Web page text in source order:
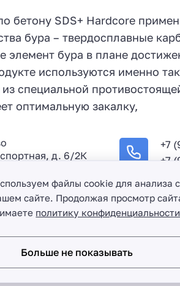
бетону SDS+ Hardcore
бура – твердосплавные
элемент бура в плане
используются именно
специальной
оптимальную закалку,
д. 6/2К
+7
+7
и комплектующих в
дизайн: revtail.ru
файлы cookie для анализа
сайте. Продолжая просмотр
политику конфиденциальности
Больше не показывать